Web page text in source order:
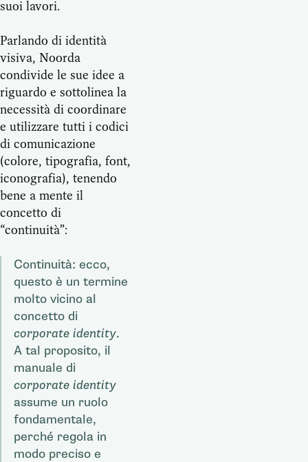
suoi lavori.
Parlando di identità
visiva, Noorda
condivide le sue idee a
riguardo e sottolinea la
necessità di coordinare
e utilizzare tutti i codici
di comunicazione
(colore, tipografia, font,
iconografia), tenendo
bene a mente il
concetto di
“continuità”:
Continuità: ecco,
questo è un termine
molto vicino al
concetto di
corporate identity.
A tal proposito, il
manuale di
corporate identity
assume un ruolo
fondamentale,
perché regola in
modo preciso e